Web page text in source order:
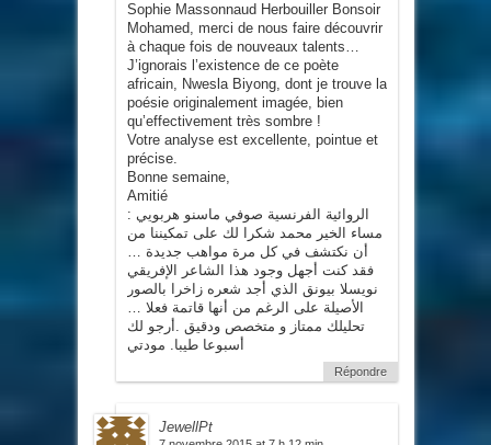
Sophie Massonnaud Herbouiller Bonsoir
Mohamed, merci de nous faire découvrir
à chaque fois de nouveaux talents…
J’ignorais l’existence de ce poète
africain, Nwesla Biyong, dont je trouve la
poésie originalement imagée, bien
qu’effectivement très sombre !
Votre analyse est excellente, pointue et
précise.
Bonne semaine,
Amitié
الروائية الفرنسية صوفي ماسنو هربويي :
مساء الخير محمد شكرا لك على تمكيننا من
أن نكتشف في كل مرة مواهب جديدة …
فقد كنت أجهل وجود هذا الشاعر الإفريقي
نويسلا بيونق الذي أجد شعره زاخرا بالصور
الأصيلة على الرغم من أنها قاتمة فعلا …
تحليلك ممتاز و متخصص ودقيق .أرجو لك
أسبوعا طيبا. مودتي
Répondre
JewellPt